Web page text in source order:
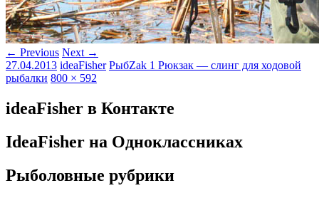
← Previous Next →
27.04.2013 ideaFisher РыбZak 1 Рюкзак — слинг для ходовой
рыбалки 800 × 592
ideaFisher в Контакте
IdeaFisher на Одноклассниках
Рыболовные рубрики